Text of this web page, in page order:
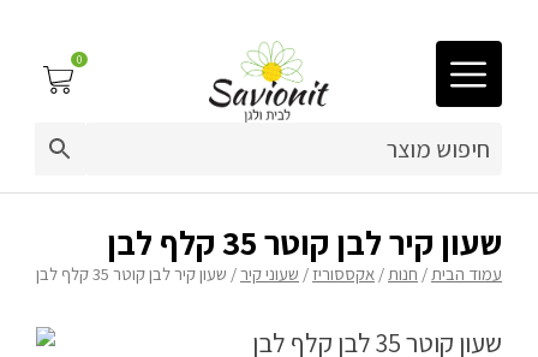
03-9212883
פינות זולה
פופים
0
שעון קיר לבן קוטר 35 קלף לבן
עמוד הבית/ חנות/ אקססוריז/ שעוני קיר/ שעון קיר לבן קוטר 35 קלף לבן